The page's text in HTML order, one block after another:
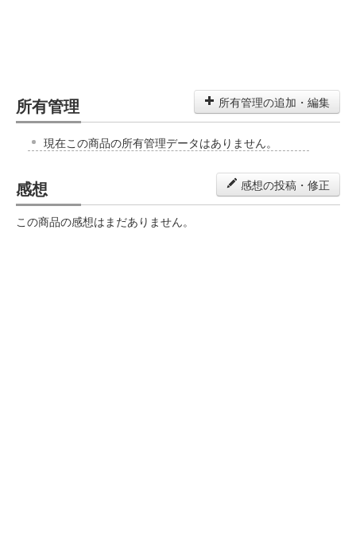
所有管理 所有管理の追加・編集
現在この商品の所有管理データはありません。
感想 感想の投稿・修正
この商品の感想はまだありません。